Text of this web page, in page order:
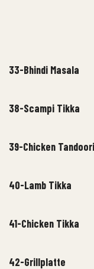
33-Bhindi Masala
38-Scampi Tikka
39-Chicken
40-Lamb Tikka
41-Chicken Tikka
42-Grillplatte